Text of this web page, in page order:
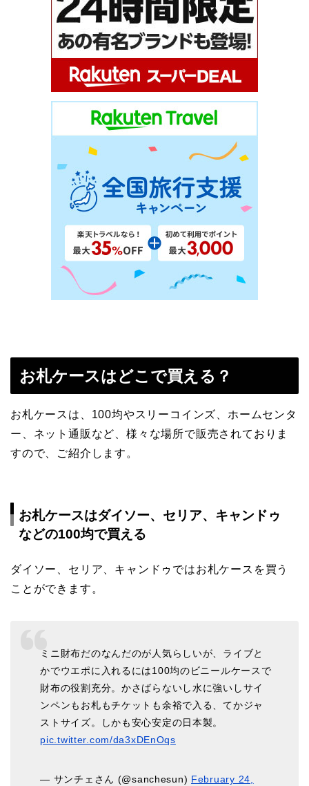
お札ケースはどこで買える？
お札ケースは、100均やスリーコインズ、ホームセンタ
ー、ネット通販など、様々な場所で販売されておりま
すので、ご紹介します。
お札ケースはダイソー、セリア、キャンドゥ
などの100均で買える
ダイソー、セリア、キャンドゥではお札ケースを買う
ことができます。
ミニ財布だのなんだのが人気らしいが、ライブと
かでウエポに入れるには100均のビニールケースで
財布の役割充分。かさばらないし水に強いしサイ
ンペンもお札もチケットも余裕で入る、てかジャ
ストサイズ。しかも安心安定の日本製。
pic.twitter.com/da3xDEnOqs
— サンチェさん (@sanchesun) February 24,